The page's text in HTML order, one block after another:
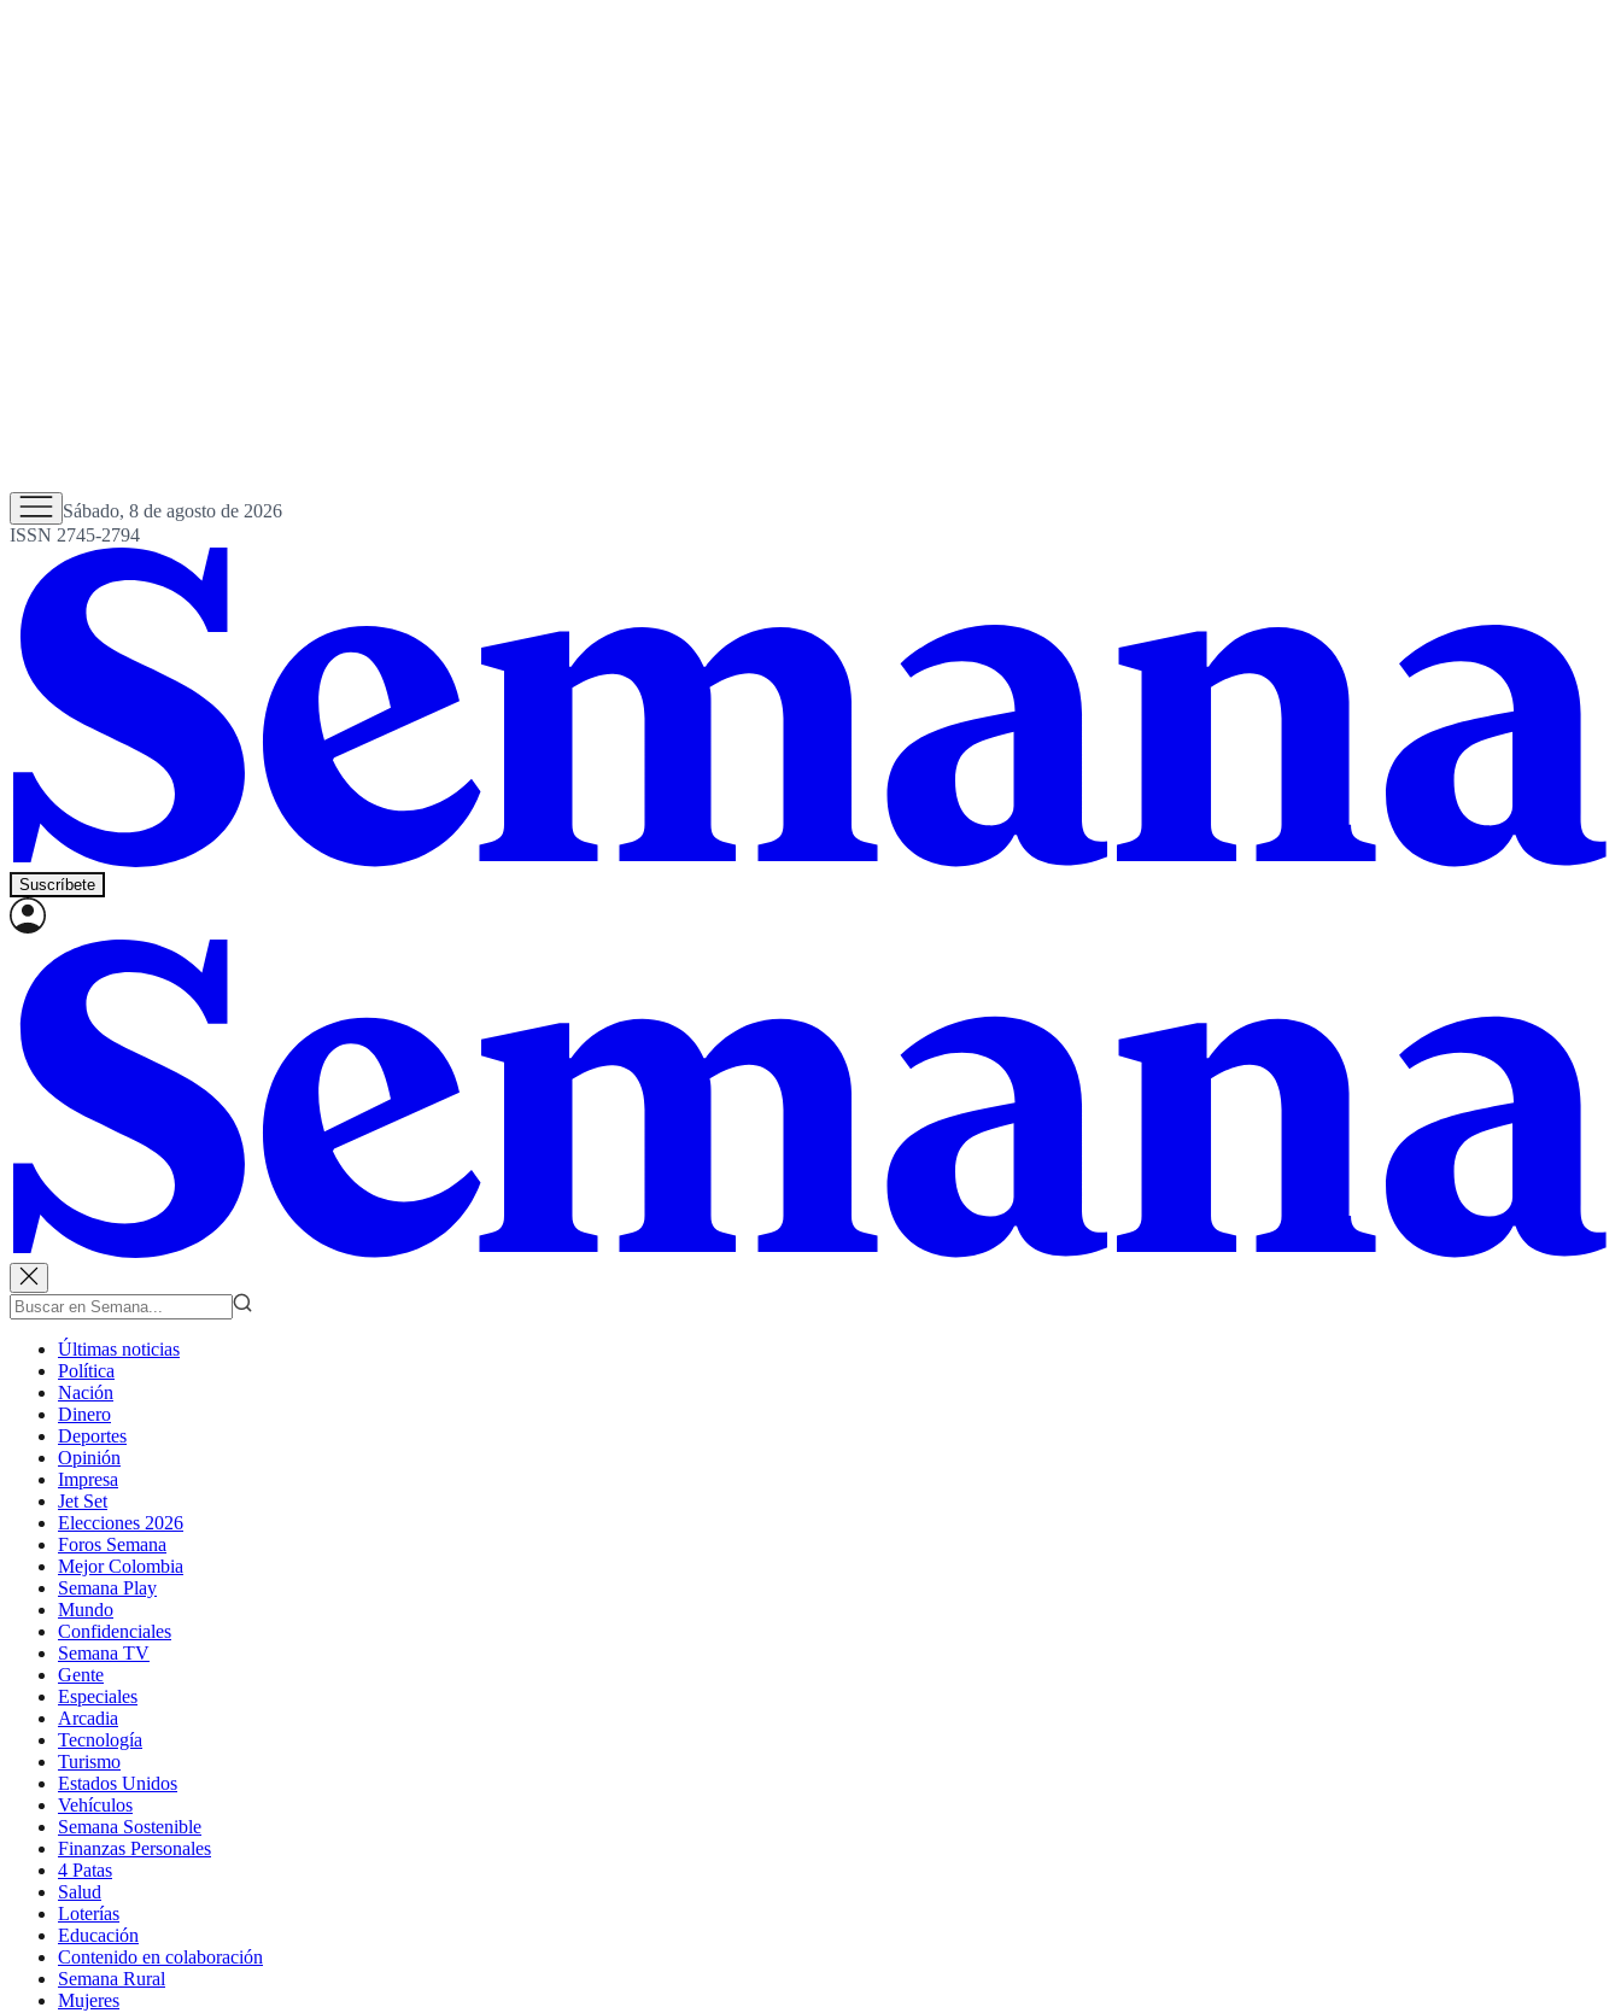
Sábado, 8 de agosto de 2026
ISSN 2745-2794
Suscríbete
Últimas noticias
Política
Nación
Dinero
Deportes
Opinión
Impresa
Jet Set
Elecciones 2026
Foros Semana
Mejor Colombia
Semana Play
Mundo
Confidenciales
Semana TV
Gente
Especiales
Arcadia
Tecnología
Turismo
Estados Unidos
Vehículos
Semana Sostenible
Finanzas Personales
4 Patas
Salud
Loterías
Educación
Contenido en colaboración
Semana Rural
Mujeres